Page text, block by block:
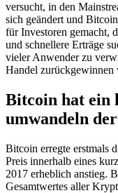
versucht, in den
sich geändert und
für Investoren gemacht,
und schnellere Erträge
vieler Anwender zu
Handel zurückgewinnen
Bitcoin hat ein
umwandeln
Bitcoin erregte erstmals
Preis innerhalb eines
2017 erheblich anstieg.
Gesamtwertes aller